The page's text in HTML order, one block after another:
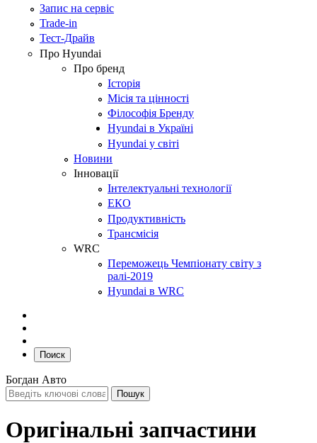
Запис на сервіс
Trade-in
Тест-Драйв
Про Hyundai
Про бренд
Історія
Місія та цінності
Філософія Бренду
Hyundai в Україні
Hyundai у світі
Новини
Інновації
Інтелектуальні технології
ЕКО
Продуктивність
Трансмісія
WRC
Переможець Чемпіонату світу з
ралі-2019
Hyundai в WRC
Поиск
Богдан Авто
Оригінальні запчастини